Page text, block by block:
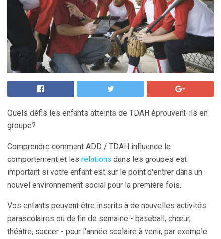
Quels défis les enfants atteints de TDAH éprouvent-ils en
groupe?
Comprendre comment ADD / TDAH influence le
comportement et les relations dans les groupes est
important si votre enfant est sur le point d'entrer dans un
nouvel environnement social pour la première fois.
Vos enfants peuvent être inscrits à de nouvelles activités
parascolaires ou de fin de semaine - baseball, chœur,
théâtre, soccer - pour l'année scolaire à venir, par exemple.